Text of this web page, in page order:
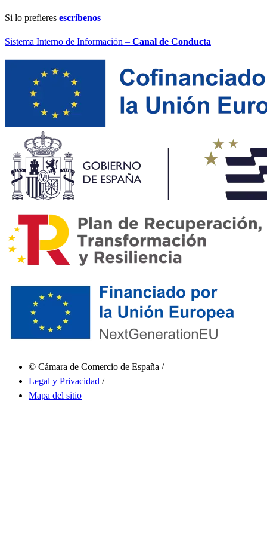
Si lo prefieres escríbenos
Sistema Interno de Información – Canal de Conducta
© Cámara de Comercio de España /
Legal y Privacidad /
Mapa del sitio